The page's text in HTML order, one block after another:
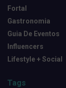
Fortal
Gastronomia
Guia De Eventos
Influencers
Lifestyle + Social
Tags